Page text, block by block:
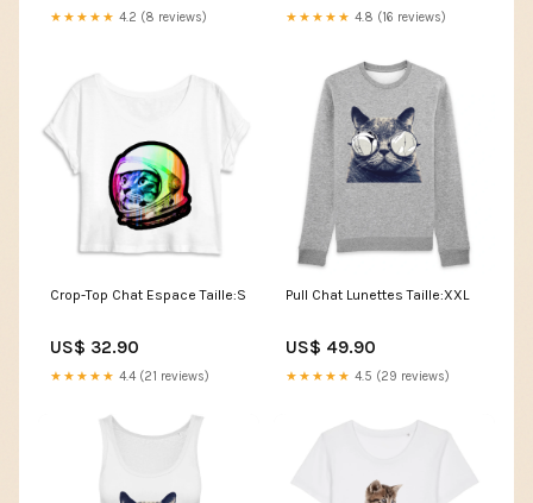
★★★★★ 4.2 (8 reviews) ★★★★★ 4.8 (16 reviews)
Crop-Top Chat Espace Taille:S
US$ 32.90
★★★★★ 4.4 (21 reviews)
Pull Chat Lunettes Taille:XXL
US$ 49.90
★★★★★ 4.5 (29 reviews)